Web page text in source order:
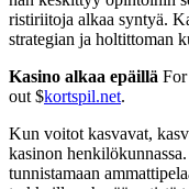
ristiriitoja alkaa syntyä.
strategian ja holtittoman
Kasino alkaa epäillä
out $kortspil.net.
Kun voitot kasvavat,
kasinon
tunnistamaan